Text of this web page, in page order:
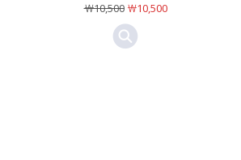
￦10,500￦10,500